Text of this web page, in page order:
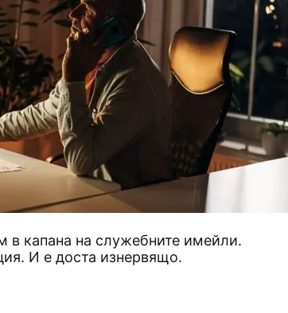
в капана на служебните имейли.
И е доста изнервящо.